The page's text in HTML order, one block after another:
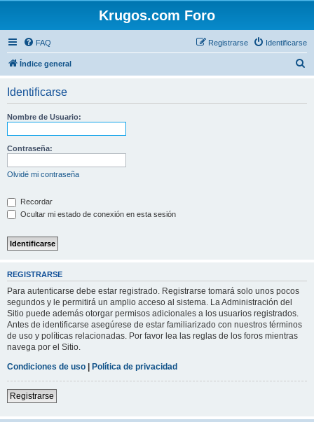
Krugos.com Foro
FAQ Identificarse
Registrarse
Índice general
Identificarse
Nombre de Usuario:
Contraseña:
Olvidé mi contraseña
Recordar
Ocultar mi estado de conexión en esta sesión
REGISTRARSE
Para autenticarse debe estar registrado. Registrarse tomará solo unos pocos
segundos y le permitirá un amplio acceso al sistema. La Administración del
Sitio puede además otorgar permisos adicionales a los usuarios registrados.
Antes de identificarse asegúrese de estar familiarizado con nuestros términos
de uso y políticas relacionadas. Por favor lea las reglas de los foros mientras
navega por el Sitio.
Condiciones de uso | Política de privacidad
Registrarse